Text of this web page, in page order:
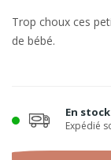
Trop choux ces
de bébé.
En stock
Expédié